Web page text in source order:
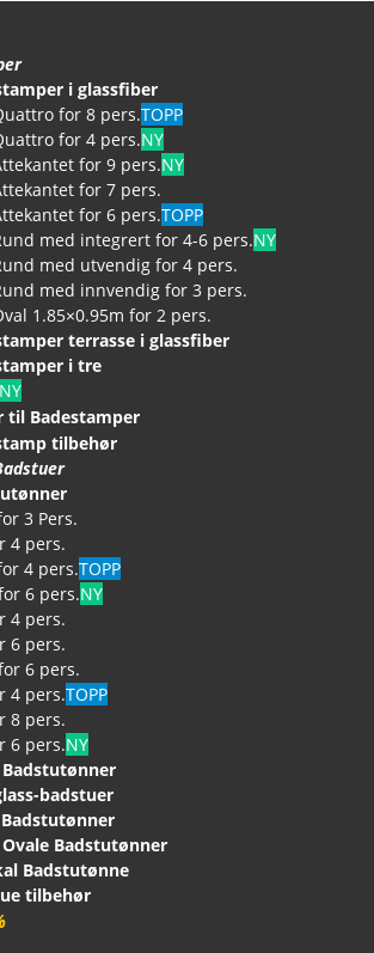
i glassfiber
for 8 pers.TOPP
for 4 pers.NY
for 9 pers.NY
for 7 pers.
for 6 pers.TOPP
med integrert for 4-6 pers.NY
med utvendig for 4 pers.
med innvendig for 3 pers.
1.85×0.95m for 2 pers.
terrasse i glassfiber
i tre
NY
til Badestamper
tilbehør
3 Pers.
4 pers.
4 pers.TOPP
6 pers.NY
4 pers.
6 pers.
6 pers.
4 pers.TOPP
8 pers.
6 pers.NY
Badstutønner
badstuer
Badstutønner
Badstutønner
Badstutønne
tilbehør